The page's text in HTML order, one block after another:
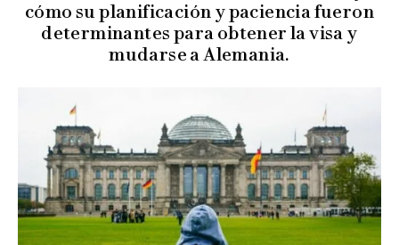
cómo su planificación y paciencia fueron
determinantes para obtener la visa y
mudarse a Alemania.